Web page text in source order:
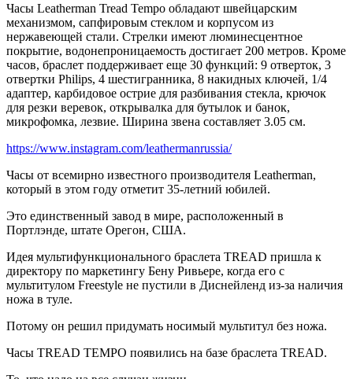
Часы Leatherman Tread Tempo обладают швейцарским
механизмом, сапфировым стеклом и корпусом из
нержавеющей стали. Стрелки имеют люминесцентное
покрытие, водонепроницаемость достигает 200 метров. Кроме
часов, браслет поддерживает еще 30 функций: 9 отверток, 3
отвертки Philips, 4 шестигранника, 8 накидных ключей, 1/4
адаптер, карбидовое острие для разбивания стекла, крючок
для резки веревок, открывалка для бутылок и банок,
микрофомка, лезвие. Ширина звена составляет 3.05 см.
https://www.instagram.com/leathermanrussia/
Часы от всемирно известного производителя Leatherman,
который в этом году отметит 35-летний юбилей.
Это единственный завод в мире, расположенный в
Портлэнде, штате Орегон, США.
Идея мультифункционального браслета TREAD пришла к
директору по маркетингу Бену Ривьере, когда его с
мультитулом Freestyle не пустили в Диснейленд из-за наличия
ножа в туле.
Потому он решил придумать носимый мультитул без ножа.
Часы TREAD TEMPO появились на базе браслета TREAD.